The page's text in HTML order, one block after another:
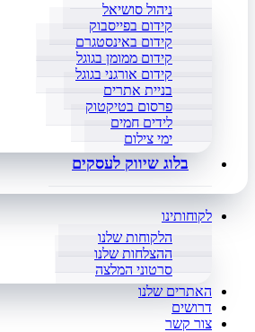
ניהול סושיאל
קידום בפייסבוק
קידום באינסטגרם
קידום ממומן בגוגל
קידום אורגני בגוגל
בניית אתרים
פרסום בטיקטוק
לידים חמים
ימי צילום
בלוג שיווק לעסקים
לקוחותינו
הלקוחות שלנו
ההצלחות שלנו
סרטוני המלצה
האתרים שלנו
דרושים
צור קשר